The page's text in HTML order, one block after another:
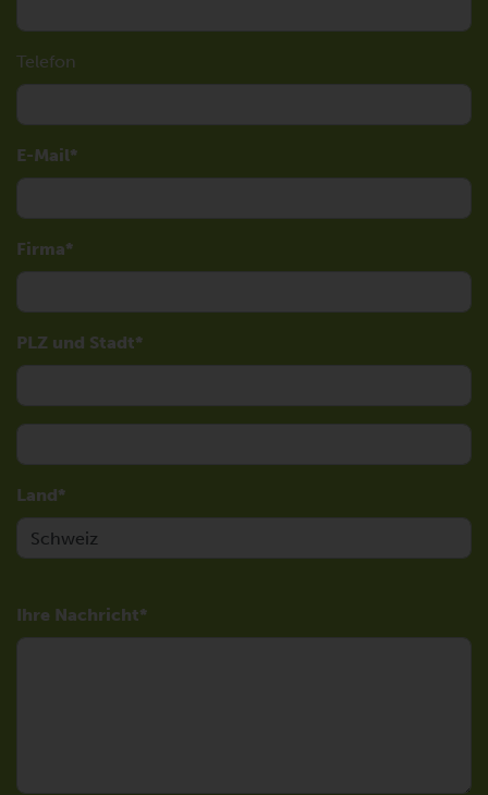
Telefon
E-Mail
Firma
PLZ und Stadt
Land
Ihre Nachricht